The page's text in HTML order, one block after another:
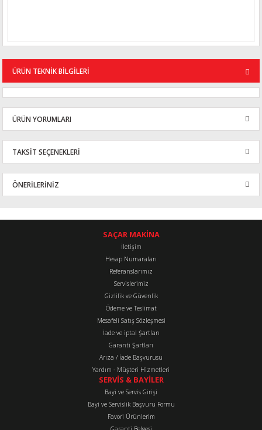
ÜRÜN TEKNİK BİLGİLERİ
ÜRÜN YORUMLARI
Bu ürüne ilk yorumu siz yapın!
TAKSİT SEÇENEKLERİ
ÖNERİLERİNİZ
konularda yetersiz gördüğünüz noktaları öneri formunu kullanarak
Görüş ve önerileriniz için teşekkür ederiz.
Ürün resmi kalitesiz, bozuk veya görüntülenemiyor.
Ürün bilgilerinde hatalar bulunuyor.
Ürün fiyatı diğer sitelerden daha pahalı.
Bu ürüne benzer farklı alternatifler olmalı.
Gönder
SAÇAR MAKİNA
İletişim
Hesap Numaraları
Referanslarımız
Servislerimiz
Gizlilik ve Güvenlik
Ödeme ve Teslimat
Mesafeli Satış Sözleşmesi
İade ve iptal Şartları
Garanti Şartları
Arıza / İade Başvurusu
Yardım - Müşteri Hizmetleri
SERVİS & BAYİLER
Bayi ve Servis Girişi
Bayi ve Servislik Başvuru Formu
Favori Ürünlerim